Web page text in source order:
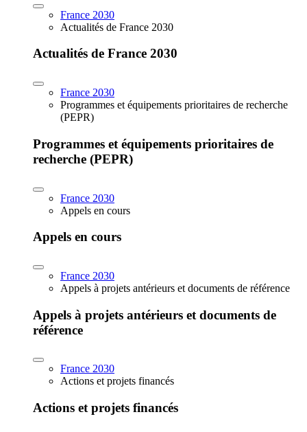
France 2030
Actualités de France 2030
Actualités de France 2030
France 2030
Programmes et équipements prioritaires de recherche
(PEPR)
Programmes et équipements prioritaires de
recherche (PEPR)
France 2030
Appels en cours
Appels en cours
France 2030
Appels à projets antérieurs et documents de référence
Appels à projets antérieurs et documents de
référence
France 2030
Actions et projets financés
Actions et projets financés